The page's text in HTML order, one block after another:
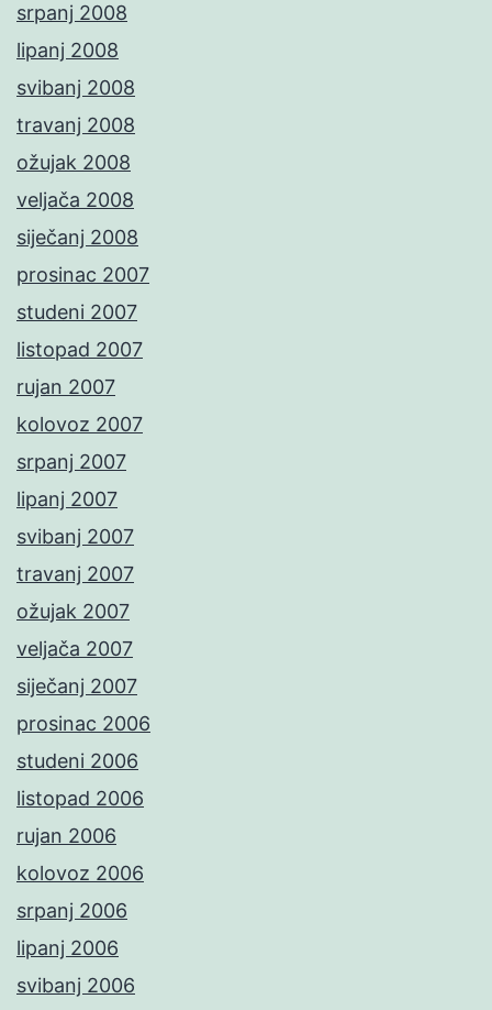
srpanj 2008
lipanj 2008
svibanj 2008
travanj 2008
ožujak 2008
veljača 2008
siječanj 2008
prosinac 2007
studeni 2007
listopad 2007
rujan 2007
kolovoz 2007
srpanj 2007
lipanj 2007
svibanj 2007
travanj 2007
ožujak 2007
veljača 2007
siječanj 2007
prosinac 2006
studeni 2006
listopad 2006
rujan 2006
kolovoz 2006
srpanj 2006
lipanj 2006
svibanj 2006